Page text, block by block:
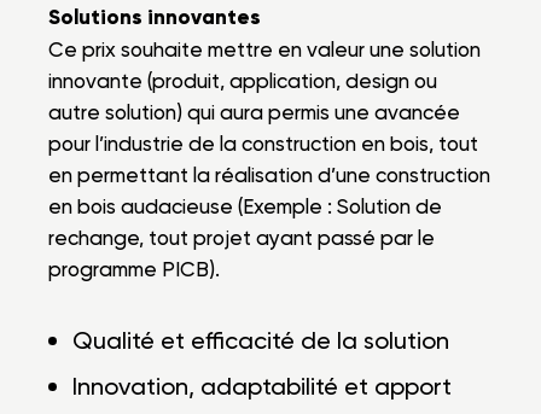
Solutions innovantes
Ce prix souhaite mettre en valeur une solution
innovante (produit, application, design ou
autre solution) qui aura permis une avancée
pour l’industrie de la construction en bois, tout
en permettant la réalisation d’une construction
en bois audacieuse (Exemple : Solution de
rechange, tout projet ayant passé par le
programme PICB).
Qualité et efficacité de la solution
Innovation, adaptabilité et apport